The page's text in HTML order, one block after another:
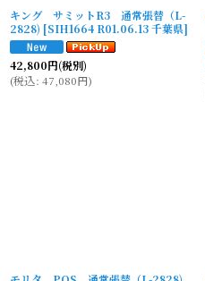
キング サミットR3 通常張替（L-
2828) [SIH1664 R01.06.13 千葉県]
42,800円(税別)
(税込: 47,080円)